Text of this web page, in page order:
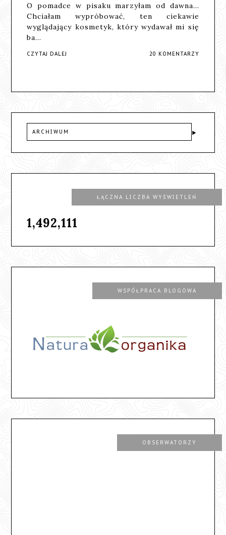
O pomadce w pisaku marzyłam od dawna...
Chciałam wypróbować, ten ciekawie
wyglądający kosmetyk, który wydawał mi się
ba…
CZYTAJ DALEJ 20 KOMENTARZY
ARCHIWUM
ŁĄCZNA LICZBA WYŚWIETLEŃ
1,492,111
WSPÓŁPRACA BLOGOWA
OBSERWATORZY